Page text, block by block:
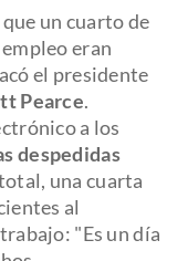
un cuarto de
eran
el presidente
Pearce.
a los
despedidas
una cuarta
al
"Es un día